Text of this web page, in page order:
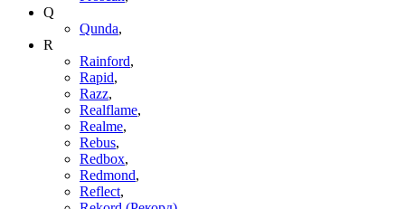
Q
Qunda,
R
Rainford,
Rapid,
Razz,
Realflame,
Realme,
Rebus,
Redbox,
Redmond,
Reflect,